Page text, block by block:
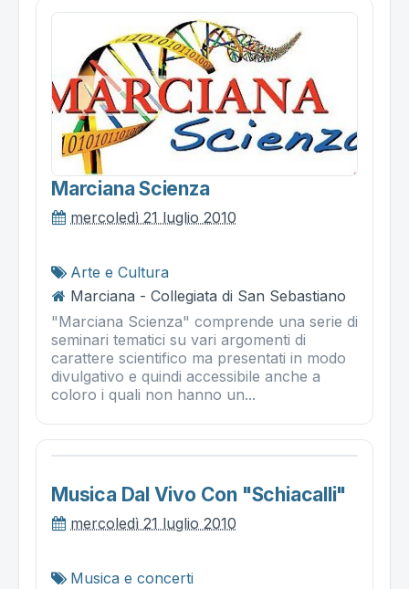
Marciana Scienza
mercoledì 21 luglio 2010
Arte e Cultura
Marciana - Collegiata di San Sebastiano
"Marciana Scienza" comprende una serie di
seminari tematici su vari argomenti di
carattere scientifico ma presentati in modo
divulgativo e quindi accessibile anche a
coloro i quali non hanno un...
Musica Dal Vivo Con "schiacalli"
mercoledì 21 luglio 2010
Musica e concerti